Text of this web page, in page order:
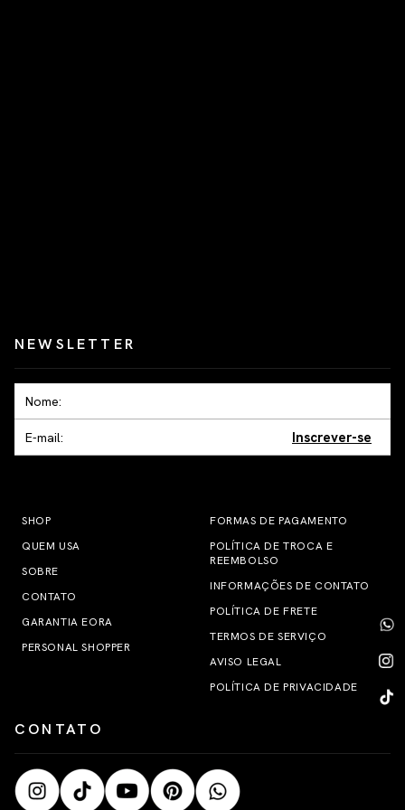
NEWSLETTER
Inscrever-se
SHOP
QUEM USA
SOBRE
CONTATO
GARANTIA EORA
PERSONAL SHOPPER
FORMAS DE PAGAMENTO
POLÍTICA DE TROCA E
REEMBOLSO
INFORMAÇÕES DE CONTATO
POLÍTICA DE FRETE
TERMOS DE SERVIÇO
AVISO LEGAL
POLÍTICA DE PRIVACIDADE
CONTATO